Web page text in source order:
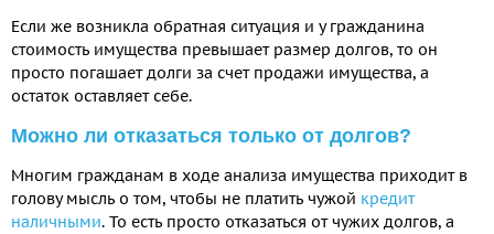
Если же возникла обратная ситуация и у гражданина
стоимость имущества превышает размер долгов, то он
просто погашает долги за счет продажи имущества, а
остаток оставляет себе.
Можно ли отказаться только от долгов?
Многим гражданам в ходе анализа имущества приходит в
голову мысль о том, чтобы не платить чужой кредит
наличными. То есть просто отказаться от чужих долгов, а